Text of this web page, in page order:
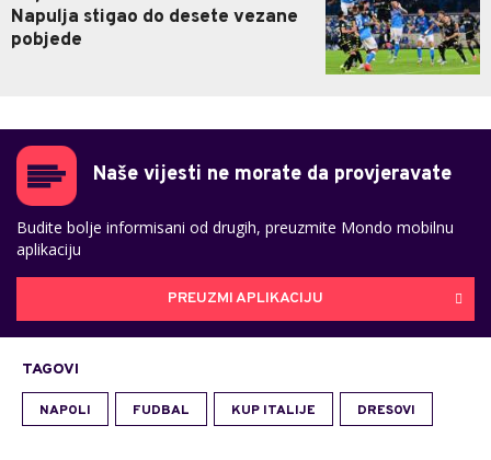
Napulja stigao do desete vezane
pobjede
Naše vijesti ne morate da provjeravate
Budite bolje informisani od drugih, preuzmite Mondo mobilnu
aplikaciju
PREUZMI APLIKACIJU
TAGOVI
NAPOLI FUDBAL KUP ITALIJE DRESOVI